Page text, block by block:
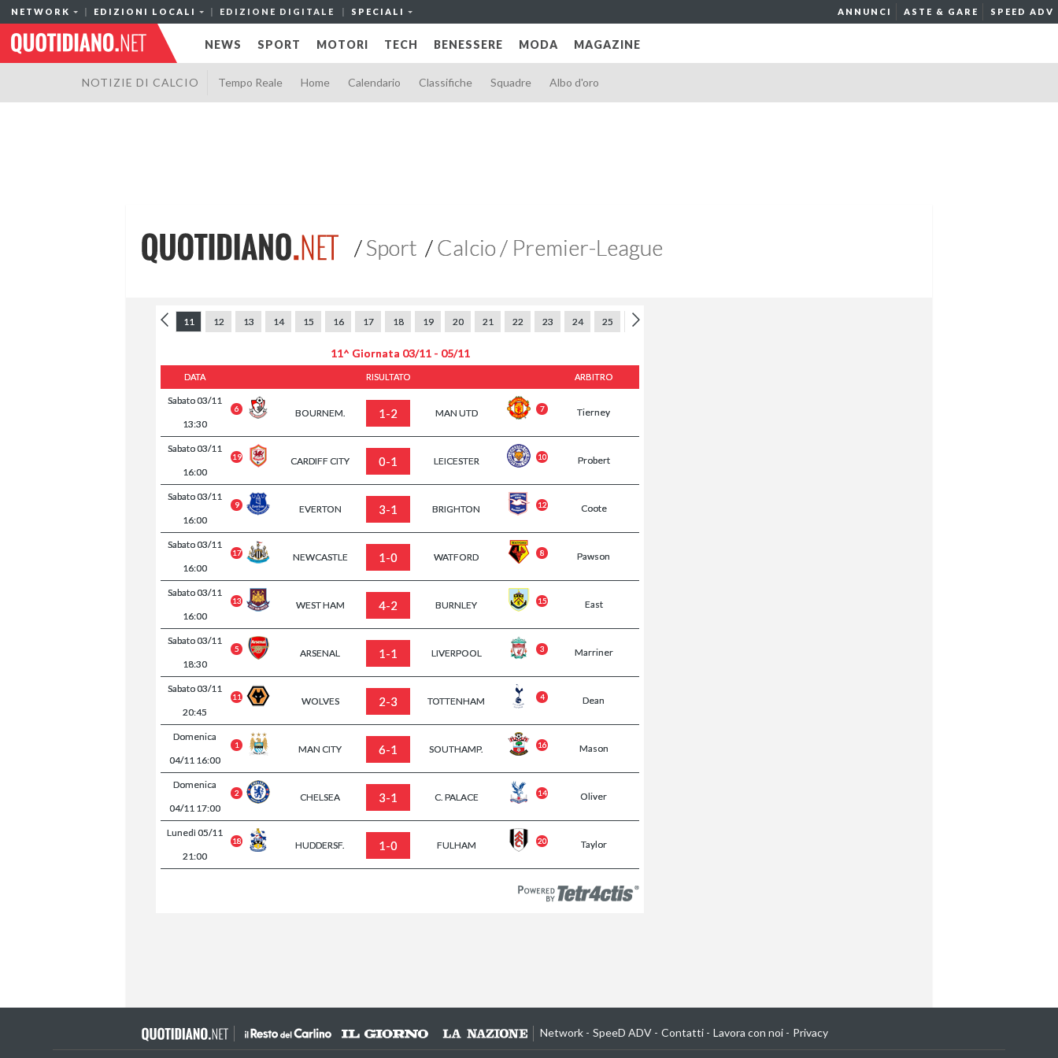
ANNUNCI ASTE & GARE SPEED ADV
NETWORK EDIZIONI LOCALI EDIZIONE DIGITALE SPECIALI
NEWS SPORT MOTORI TECH BENESSERE MODA MAGAZINE
NOTIZIE DI CALCIO Tempo Reale Home Calendario Classifiche Squadre Albo d'oro
Sport Calcio / Premier-League
10 11 12 13 14 15 16 17 18 19 20 21 22 23 24 25 26
11^ Giornata 03/11 - 05/11
DATA RISULTATO ARBITRO
Sabato03/11
13:30
6 BOURNEM. 1-2 MAN UTD 7 Tierney
Sabato03/11
16:00
19 CARDIFF CITY 0-1 LEICESTER 10 Probert
Sabato03/11
16:00
9 EVERTON 3-1 BRIGHTON 12 Coote
Sabato03/11
16:00
17 NEWCASTLE 1-0 WATFORD 8 Pawson
Sabato03/11
16:00
13 WEST HAM 4-2 BURNLEY 15 East
Sabato03/11
18:30
5 ARSENAL 1-1 LIVERPOOL 3 Marriner
Sabato03/11
20:45
11 WOLVES 2-3 TOTTENHAM 4 Dean
Domenica
04/11 16:00
1 MAN CITY 6-1 SOUTHAMP. 16 Mason
Domenica
04/11 17:00
2 CHELSEA 3-1 C. PALACE 14 Oliver
Lunedì 05/11
21:00
18 HUDDERSF. 1-0 FULHAM 20 Taylor
Network SpeeD ADV Contatti Lavora con noi Privacy